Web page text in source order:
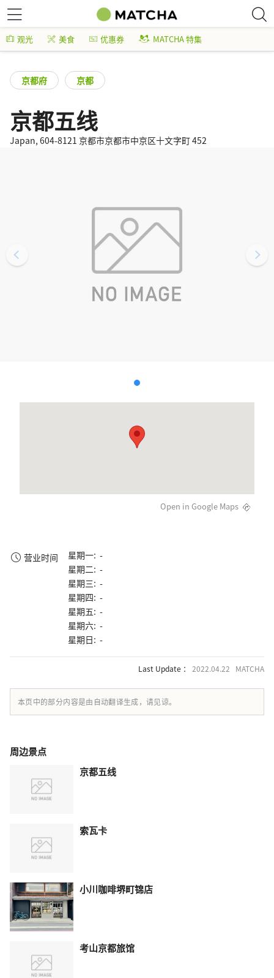
观光 美食 优惠券 MATCHA 特集
京都府 京都
京都五线
Japan, 604-8121 京都市京都市中京区十文字町 452
Open in Google Maps
营业时间
星期一: -
星期二: -
星期三: -
星期四: -
星期五: -
星期六: -
星期日: -
Last Update ： 2022.04.22 MATCHA
本页中的部分内容是由自动翻译生成，请见谅。
周边景点
京都五线
索瓦卡
小川咖啡堺町锦店
考山京都旅馆